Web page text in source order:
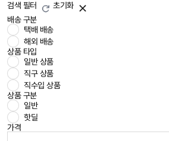
검색 필터
초기화
배송 구분
택배 배송
해외 배송
상품 타입
일반 상품
직구 상품
직수입 상품
상품 구분
일반
핫딜
가격